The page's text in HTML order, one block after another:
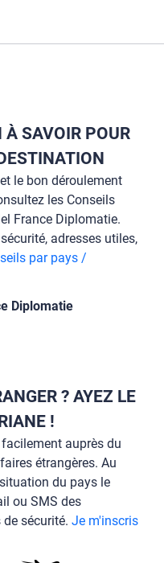
À SAVOIR POUR
le bon déroulement
les Conseils
France Diplomatie.
adresses utiles,
par pays /
Diplomatie
? AYEZ LE
!
auprès du
étrangères. Au
du pays le
ou SMS des
sécurité. Je m'inscris